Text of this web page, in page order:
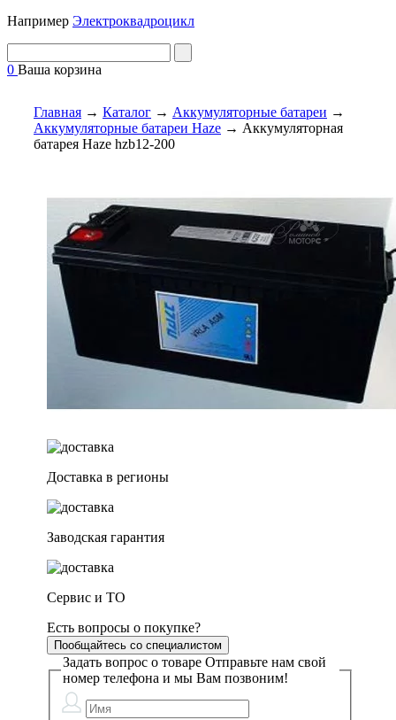
Например Электроквадроцикл
0 Ваша корзина
Главная → Каталог → Аккумуляторные батареи →
Аккумуляторные батареи Haze → Аккумуляторная
батарея Haze hzb12-200
Доставка в регионы
Заводская гарантия
Сервис и ТО
Есть вопросы о покупке?
Пообщайтесь со специалистом
Задать вопрос о товаре Отправьте нам свой
номер телефона и мы Вам позвоним!